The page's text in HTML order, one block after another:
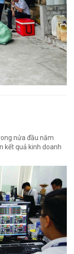
nửa đầu năm
kết quả kinh doanh